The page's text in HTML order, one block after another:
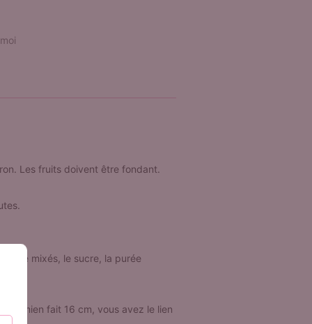
Les fruits doivent être fondant.
mixés, le sucre, la purée
(le mien fait 16 cm, vous avez le lien